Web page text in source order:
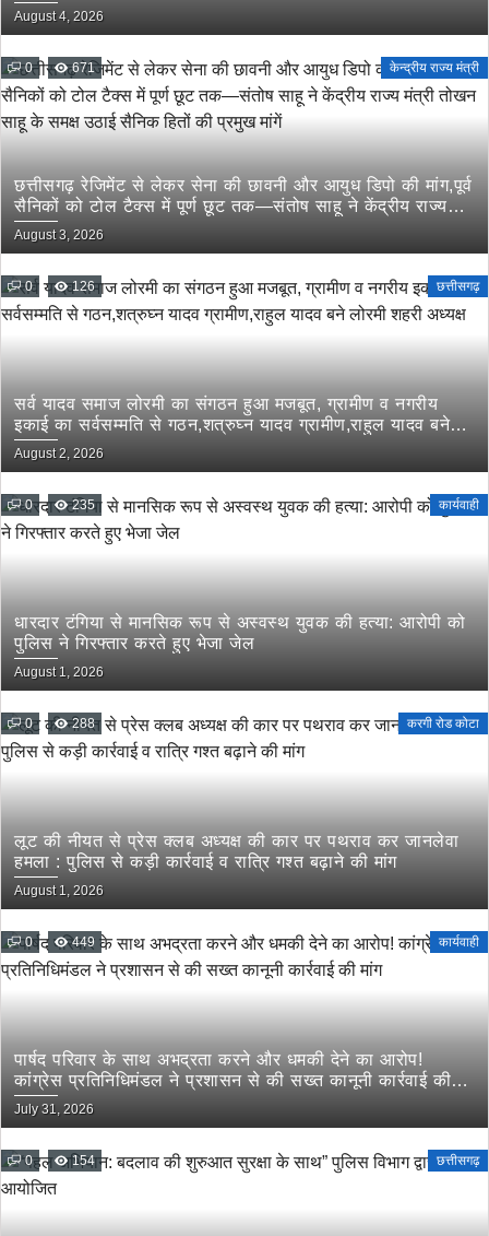
August 4, 2026
0 671 केन्द्रीय राज्य मंत्री
छत्तीसगढ़ रेजिमेंट से लेकर सेना की छावनी और आयुध डिपो की मांग,पूर्व
सैनिकों को टोल टैक्स में पूर्ण छूट तक—संतोष साहू ने केंद्रीय राज्य
मंत्री तोखन साहू के समक्ष उठाई सैनिक हितों की प्रमुख मांगें
August 3, 2026
0 126 छत्तीसगढ़
सर्व यादव समाज लोरमी का संगठन हुआ मजबूत, ग्रामीण व नगरीय
इकाई का सर्वसम्मति से गठन,शत्रुघ्न यादव ग्रामीण,राहुल यादव बने
लोरमी शहरी अध्यक्ष
August 2, 2026
0 235 कार्यवाही
धारदार टंगिया से मानसिक रूप से अस्वस्थ युवक की हत्या: आरोपी को
पुलिस ने गिरफ्तार करते हुए भेजा जेल
August 1, 2026
0 288 करगी रोड कोटा
लूट की नीयत से प्रेस क्लब अध्यक्ष की कार पर पथराव कर जानलेवा
हमला : पुलिस से कड़ी कार्रवाई व रात्रि गश्त बढ़ाने की मांग
August 1, 2026
0 449 कार्यवाही
पार्षद परिवार के साथ अभद्रता करने और धमकी देने का आरोप!
कांग्रेस प्रतिनिधिमंडल ने प्रशासन से की सख्त कानूनी कार्रवाई की
मांग
July 31, 2026
0 154 छत्तीसगढ़